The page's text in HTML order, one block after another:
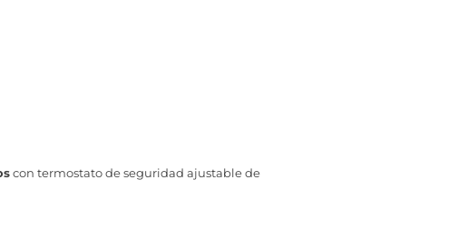
con termostato de seguridad ajustable de